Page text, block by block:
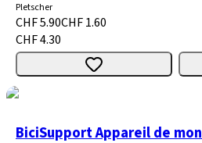
Pletscher
CHF 5.90CHF 1.60
CHF 4.30